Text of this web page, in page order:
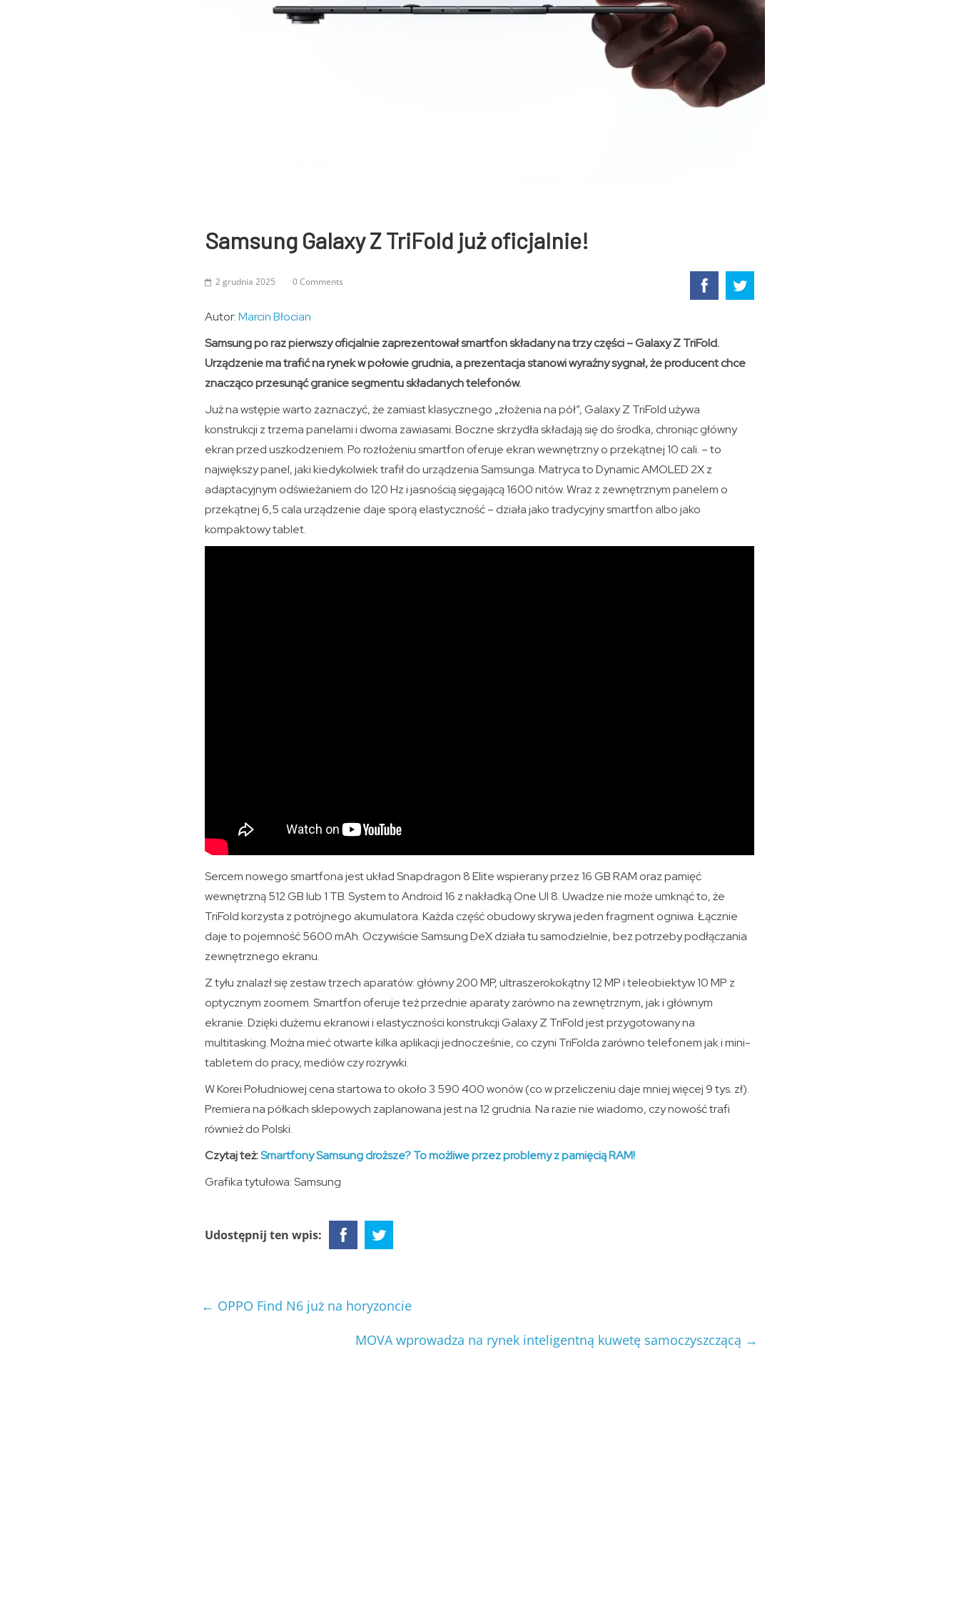
Samsung Galaxy Z TriFold już oficjalnie!
2 grudnia 2025 0 Comments
Autor:Marcin Błocian
Samsung po raz pierwszy oficjalnie zaprezentował smartfon składany na trzy części – Galaxy Z TriFold.
Urządzenie ma trafić na rynek w połowie grudnia, a prezentacja stanowi wyraźny sygnał, że producent chce
znacząco przesunąć granice segmentu składanych telefonów.
Już na wstępie warto zaznaczyć, że zamiast klasycznego „złożenia na pół”, Galaxy Z TriFold używa
konstrukcji z trzema panelami i dwoma zawiasami. Boczne skrzydła składają się do środka, chroniąc główny
ekran przed uszkodzeniem. Po rozłożeniu smartfon oferuje ekran wewnętrzny o przekątnej 10 cali. – to
największy panel, jaki kiedykolwiek trafił do urządzenia Samsunga. Matryca to Dynamic AMOLED 2X z
adaptacyjnym odświeżaniem do 120 Hz i jasnością sięgającą 1600 nitów. Wraz z zewnętrznym panelem o
przekątnej 6,5 cala urządzenie daje sporą elastyczność – działa jako tradycyjny smartfon albo jako
kompaktowy tablet.
Sercem nowego smartfona jest układ Snapdragon 8 Elite wspierany przez 16 GB RAM oraz pamięć
wewnętrzną 512 GB lub 1 TB. System to Android 16 z nakładką One UI 8. Uwadze nie może umknąć to, że
TriFold korzysta z potrójnego akumulatora. Każda część obudowy skrywa jeden fragment ogniwa. Łącznie
daje to pojemność 5600 mAh. Oczywiście Samsung DeX działa tu samodzielnie, bez potrzeby podłączania
zewnętrznego ekranu.
Z tyłu znalazł się zestaw trzech aparatów: główny 200 MP, ultraszerokokątny 12 MP i teleobiektyw 10 MP z
optycznym zoomem. Smartfon oferuje też przednie aparaty zarówno na zewnętrznym, jak i głównym
ekranie. Dzięki dużemu ekranowi i elastyczności konstrukcji Galaxy Z TriFold jest przygotowany na
multitasking. Można mieć otwarte kilka aplikacji jednocześnie, co czyni TriFolda zarówno telefonem jak i mini-
tabletem do pracy, mediów czy rozrywki.
W Korei Południowej cena startowa to około 3 590 400 wonów (co w przeliczeniu daje mniej więcej 9 tys. zł).
Premiera na półkach sklepowych zaplanowana jest na 12 grudnia. Na razie nie wiadomo, czy nowość trafi
również do Polski.
Czytaj też:Smartfony Samsung droższe? To możliwe przez problemy z pamięcią RAM!
Grafika tytułowa: Samsung
Udostępnij ten wpis:
← OPPO Find N6 już na horyzoncie
MOVA wprowadza na rynek inteligentną kuwetę samoczyszczącą →